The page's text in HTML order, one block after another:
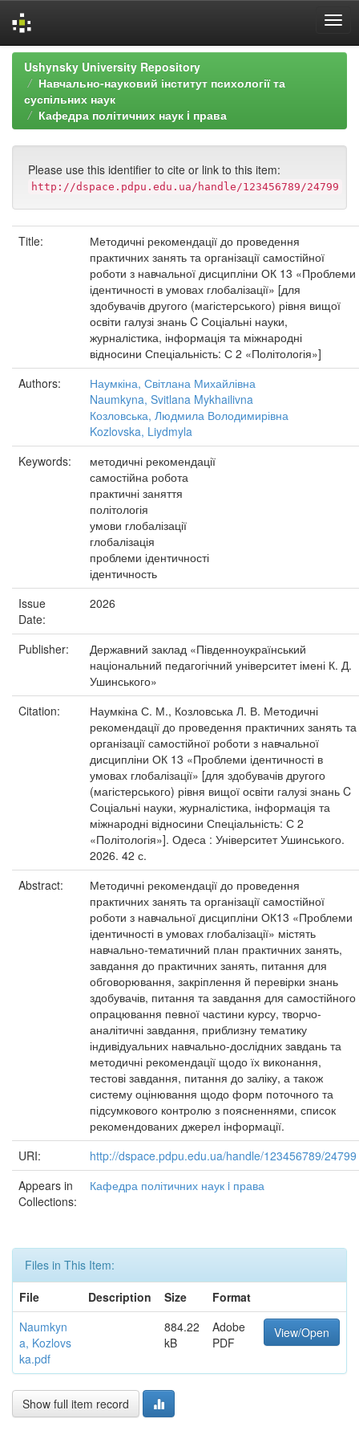
Skip
navigation
Ushynsky University Repository
Навчально-науковий інститут психології та
суспільних наук
Кафедра політичних наук i права
Please use this identifier to cite or link to this item:
http://dspace.pdpu.edu.ua/handle/123456789/24799
Title:
Методичні рекомендації до проведення
практичних занять та організації самостійної
роботи з навчальної дисципліни ОК 13 «Проблеми
ідентичності в умовах глобалізації» [для
здобувачів другого (магістерського) рівня вищої
освіти галузі знань C Соціальні науки,
журналістика, інформація та міжнародні
відносини Спеціальність: С 2 «Політологія»]
Authors:
Наумкіна, Світлана Михайлівна
Naumkyna, Svitlana Mykhailivna
Козловська, Людмила Володимирівна
Kozlovska, Liydmyla
Keywords:
методичні рекомендації
самостійна робота
практичні заняття
політологія
умови глобалізації
глобалізація
проблеми ідентичності
ідентичность
Issue
Date:
2026
Publisher:
Державний заклад «Південноукраїнський
національний педагогічний університет імені К. Д.
Ушинського»
Citation:
Наумкіна С. М., Козловська Л. В. Методичні
рекомендації до проведення практичних занять та
організації самостійної роботи з навчальної
дисципліни ОК 13 «Проблеми ідентичності в
умовах глобалізації» [для здобувачів другого
(магістерського) рівня вищої освіти галузі знань C
Соціальні науки, журналістика, інформація та
міжнародні відносини Спеціальність: С 2
«Політологія»]. Одеса : Університет Ушинського.
2026. 42 с.
Abstract:
Методичні рекомендації до проведення
практичних занять та організації самостійної
роботи з навчальної дисципліни ОК13 «Проблеми
ідентичності в умовах глобалізації» містять
навчально-тематичний план практичних занять,
завдання до практичних занять, питання для
обговорювання, закріплення й перевірки знань
здобувачів, питання та завдання для самостійного
опрацювання певної частини курсу, творчо-
аналітичні завдання, приблизну тематику
індивідуальних навчально-дослідних завдань та
методичні рекомендації щодо їх виконання,
тестові завдання, питання до заліку, а також
систему оцінювання щодо форм поточного та
підсумкового контролю з поясненнями, список
рекомендованих джерел інформації.
URI:
http://dspace.pdpu.edu.ua/handle/123456789/24799
Appears in
Collections:
Кафедра політичних наук i права
Files in This Item:
File
Description Size
Format
Naumkyn
a, Kozlovs
ka.pdf
884.22
kB
Adobe
PDF
View/Open
Show full item record